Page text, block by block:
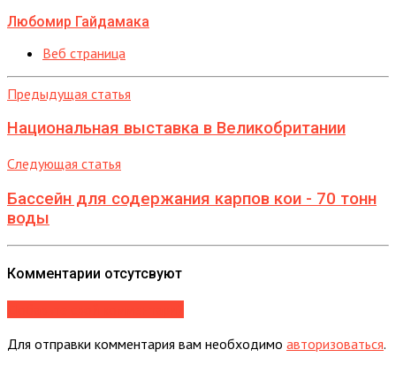
Любомир Гайдамака
Веб страница
Предыдущая статья
Национальная выставка в Великобритании
Следующая статья
Бассейн для содержания карпов кои - 70 тонн
воды
Комментарии отсутсвуют
Для отправки комментария вам необходимо авторизоваться.